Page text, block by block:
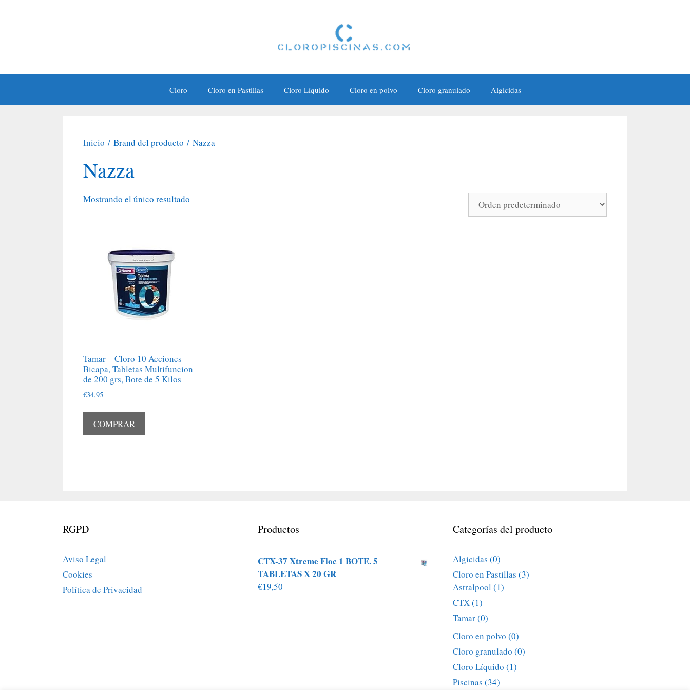
Cloro Cloro en Pastillas Cloro Líquido Cloro en polvo Cloro granulado Algicidas
Inicio / Brand del producto / Nazza
Nazza
Mostrando el único resultado
Tamar – Cloro 10 Acciones
Bicapa, Tabletas Multifuncion
de 200 grs, Bote de 5 Kilos
€34,95
COMPRAR
RGPD
Aviso Legal
Cookies
Política de Privacidad
Productos
CTX-37 Xtreme Floc 1 BOTE. 5
TABLETAS X 20 GR
€19,50
Categorías del producto
Algicidas (0)
Cloro en Pastillas (3)
Astralpool (1)
CTX(1)
Tamar(0)
Cloro en polvo (0)
Cloro granulado (0)
Cloro Líquido (1)
Piscinas (34)